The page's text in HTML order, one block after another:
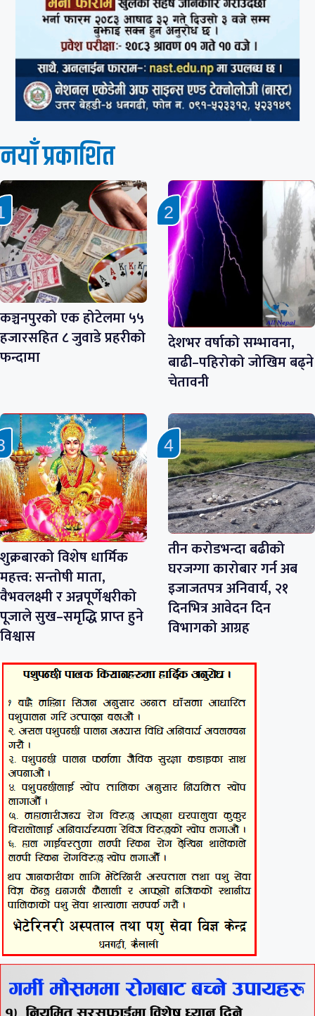
नयाँ प्रकाशित
कञ्चनपुरको एक होटेलमा ५५
हजारसहित ८ जुवाडे प्रहरीको
फन्दामा
देशभर वर्षाको सम्भावना,
बाढी–पहिरोको जोखिम बढ्ने
चेतावनी
शुक्रबारको विशेष धार्मिक
महत्त्व: सन्तोषी माता,
वैभवलक्ष्मी र अन्नपूर्णेश्वरीको
पूजाले सुख–समृद्धि प्राप्त हुने
विश्वास
तीन करोडभन्दा बढीको
घरजग्गा कारोबार गर्न अब
इजाजतपत्र अनिवार्य, २१
दिनभित्र आवेदन दिन
विभागको आग्रह